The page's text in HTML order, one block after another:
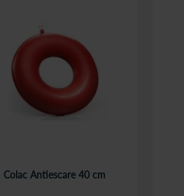
Colac Antiescare 40 cm